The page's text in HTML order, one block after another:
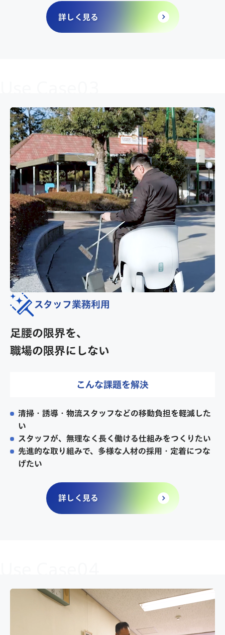
詳しく見る
スタッフ業務利用
足腰の限界を、
職場の限界にしない
こんな課題を解決
清掃・誘導・物流スタッフなどの移動負担を軽減した
い
スタッフが、無理なく長く働ける仕組みをつくりたい
先進的な取り組みで、多様な人材の採用・定着につな
げたい
詳しく見る